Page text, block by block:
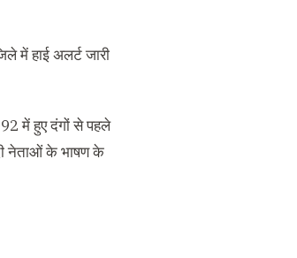
में हाई अलर्ट जारी
में हुए दंगों से पहले
नेताओं के भाषण के